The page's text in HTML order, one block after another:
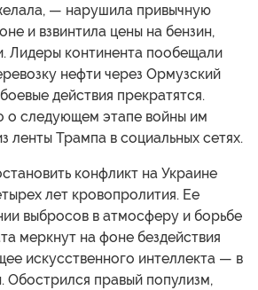
— нарушила привычную
и взвинтила цены на бензин,
Лидеры континента пообещали
нефти через Ормузский
действия прекратятся.
о следующем этапе войны им
ленты Трампа в социальных сетях.
конфликт на Украине
лет кровопролития. Ее
выбросов в атмосферу и борьбе
меркнут на фоне бездействия
искусственного интеллекта — в
Обострился правый популизм,